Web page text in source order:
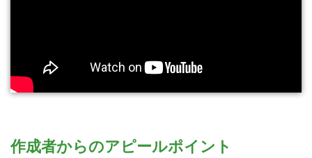
作成者からのアピールポイント